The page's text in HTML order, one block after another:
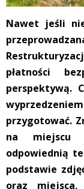
Nawet jeśli
płatności
perspektywą.
przygotować.
na miejscu
odpowiednią
podstawie
oraz